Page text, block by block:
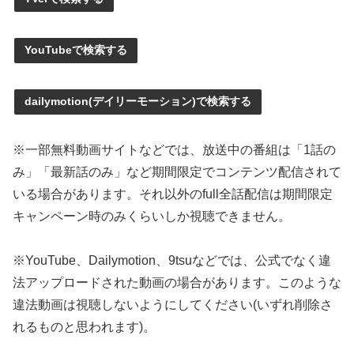
YouTubeで検索する
dailymotion(デイリーモーション)で検索する
※一部無料動画サイトなどでは、放送中の番組は「1話の
み」「最新話のみ」など期間限定でコンテンツ配信されて
いる場合があります。それ以外のfull全話配信は期間限定
キャンペーン時のみくらいしか視聴できません。
※YouTube、Dailymotion、9tsuなどでは、公式でなく違
法アップロードされた動画の場合があります。このような
違法動画は視聴しないようにしてください(いずれ削除さ
れるものと思われます)。